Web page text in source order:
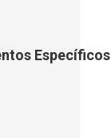
Específicos